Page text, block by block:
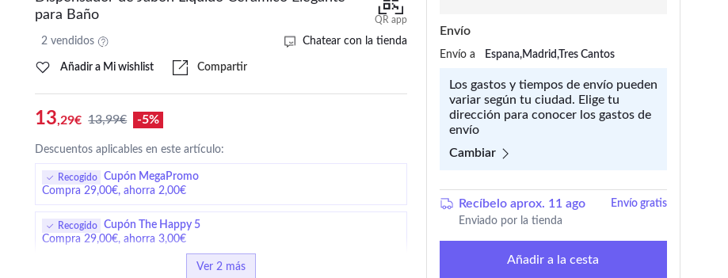
para Baño
QR app
2 vendidos Chatear con la tienda
Añadir a Mi wishlist Compartir
13,29€ 13,99€ -5%
Descuentos aplicables en este artículo:
Recogido
Cupón MegaPromo
Compra 29,00€, ahorra 2,00€
Recogido
Cupón The Happy 5
Compra 29,00€, ahorra 3,00€
Ver 2 más
Envío
Envío a Espana,Madrid,Tres Cantos
Los gastos y tiempos de envío pueden
variar según tu ciudad. Elige tu
dirección para conocer los gastos de
envío
Cambiar
Recíbelo aprox. 11 ago
Envío gratis
Enviado por la tienda
Añadir a la cesta